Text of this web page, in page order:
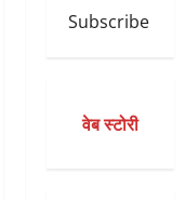
Subscribe
वेब स्टोरी